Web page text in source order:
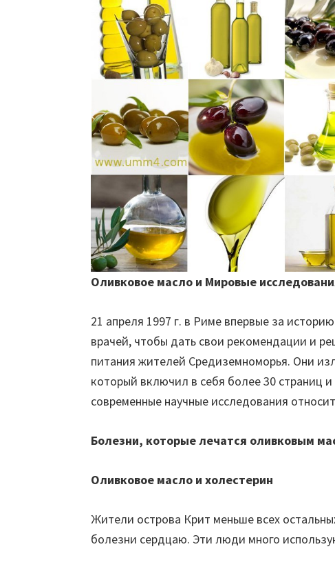
Оливковое масло и Мировые
21 апреля 1997 г. в Риме впервые за
врачей, чтобы дать свои рекомендации и
питания жителей Средиземноморья. Они
который включил в себя более 30 страниц
современные научные исследования
Болезни, которые лечатся оливковым
Оливковое масло и холестерин
Жители острова Крит меньше всех
болезни сердцаю. Эти люди много